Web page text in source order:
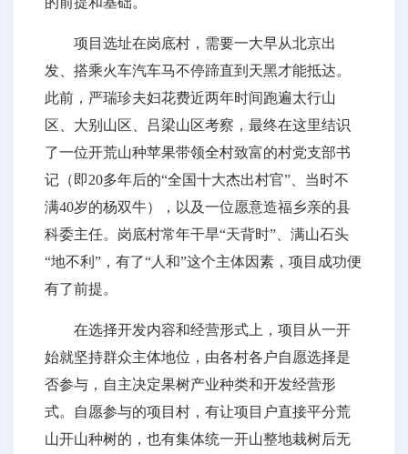
项目选址在岗底村，需要一大早从北京出
发、搭乘火车汽车马不停蹄直到天黑才能抵达。
此前，严瑞珍夫妇花费近两年时间跑遍太行山
区、大别山区、吕梁山区考察，最终在这里结识
了一位开荒山种苹果带领全村致富的村党支部书
记（即20多年后的“全国十大杰出村官”、当时不
满40岁的杨双牛），以及一位愿意造福乡亲的县
科委主任。岗底村常年干旱“天背时”、满山石头
“地不利”，有了“人和”这个主体因素，项目成功便
有了前提。
在选择开发内容和经营形式上，项目从一开
始就坚持群众主体地位，由各村各户自愿选择是
否参与，自主决定果树产业种类和开发经营形
式。自愿参与的项目村，有让项目户直接平分荒
山开山种树的，也有集体统一开山整地栽树后无